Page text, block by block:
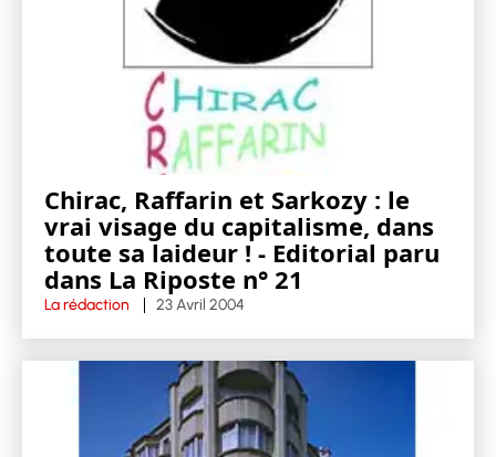
Chirac, Raffarin et Sarkozy : le
vrai visage du capitalisme, dans
toute sa laideur ! - Editorial paru
dans La Riposte n° 21
La rédaction 23 Avril 2004